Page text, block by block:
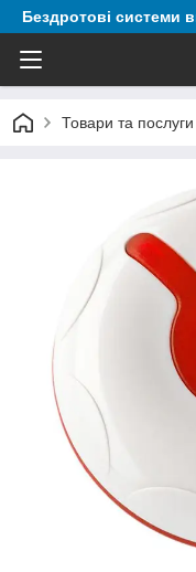
Бездротові системи
Товари та послуги